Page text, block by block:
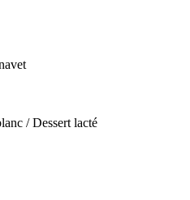
/ Dessert lacté